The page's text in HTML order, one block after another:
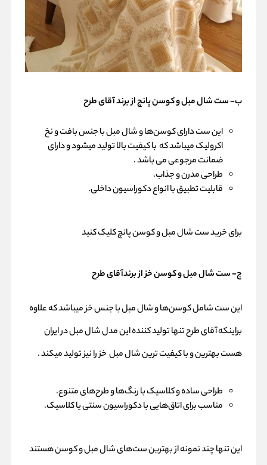
ب- ست شال مبل و کوسن پانچ از برند آقای طرح
این ست دارای کوسن‌ها و شال مبل با جنس بافت و نخ
اکرولیک میباشد که با کیفیت بالا تولید میشود و دارای
ضمانت مرجوعی می باشد .
طراحی مدرن و جذاب.
قابلیت تطبیق با انواع دکوراسیون داخلی.
برایخرید ست شال مبل و کوسن پانچکلیک کنید
ج- ست شال مبل و کوسن خز از برندآقای طرح
این ست شامل کوسن‌ها و شال مبل با جنس خز میباشد که علاوه
براینکه آقای طرح تنها تولید کننده این مدل شال مبل در ایران
هست بهترین و با کیفیت ترین شال مبل خز را نیز تولید میکند .
طراحی ساده و کلاسیک با رنگ‌ها و طرح‌های متنوع.
مناسب برای اتاق‌هایی با دکوراسیون سنتی یا کلاسیک.
این تنها چند نمونه از بهترین ست‌های شال مبل و کوسن هستند